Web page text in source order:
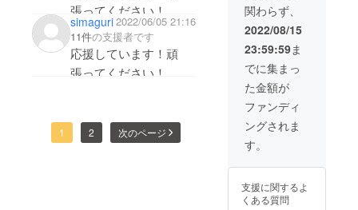
張ってください！
simaguri2022/06/05 21:16
11件の支援者です
応援しています！頑
張ってください！
1 2 次のページ
関わらず、
2022/08/15
23:59:59ま
でに集まっ
た金額が
ファンディ
ングされま
す。
支援に関するよ
くある質問